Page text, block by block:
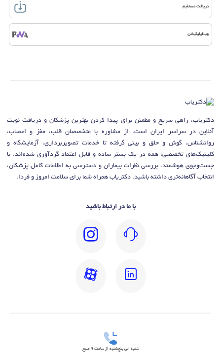
دریافت مستقیم
وب‌اپلیکیشن
دکتریاب، راهی سریع و مطمئن برای پیدا کردن بهترین پزشکان و دریافت نوبت
آنلاین در سراسر ایران است. از مشاوره با متخصصان قلب، مغز و اعصاب،
روانشناس، گوش و حلق و بینی گرفته تا خدمات تصویربرداری، آزمایشگاه و
کلینیک‌های تخصصی؛ همه در یک بستر ساده و قابل اعتماد گردآوری شده‌اند. با
جست‌وجوی هوشمند، بررسی نظرات بیماران و دسترسی به اطلاعات کامل پزشکان،
انتخاب آگاهانه‌تری داشته باشید. دکتریاب همراه شما برای سلامت امروز و فردا.
با ما در ارتباط باشید
شنبه الی پنج‌شنبه از ساعت 9 صبح